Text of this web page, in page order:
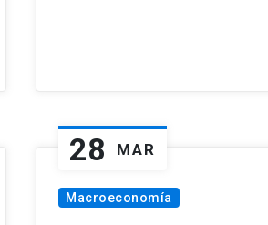
28 MAR
Macroeconomía